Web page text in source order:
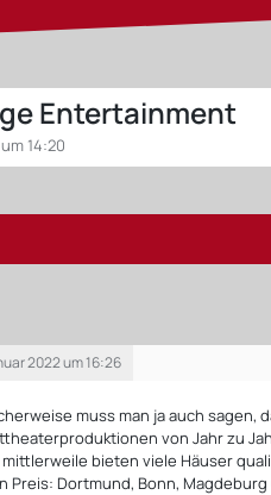
Entertainment
14:20
2022 um 16:26
muss man ja auch sagen,
von Jahr zu
bieten viele Häuser
Preis: Dortmund, Bonn, Magdeburg